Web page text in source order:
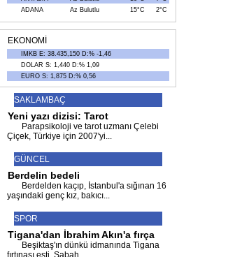
ADANA
Az Bulutlu 15°C 2°C
EKONOMİ
IMKB E: 38.435,150 D:% -1,46
DOLAR S: 1,440 D:% 1,09
EURO S: 1,875 D:% 0,56
SAKLAMBAÇ
Yeni yazı dizisi: Tarot
Parapsikoloji ve tarot uzmanı Çelebi
Çiçek, Türkiye için 2007'yi...
GÜNCEL
Berdelin bedeli
Berdelden kaçıp, İstanbul'a sığınan 16
yaşındaki genç kız, bakıcı...
SPOR
Tigana'dan İbrahim Akın'a fırça
Beşiktaş'ın dünkü idmanında Tigana
fırtınası esti. Sabah